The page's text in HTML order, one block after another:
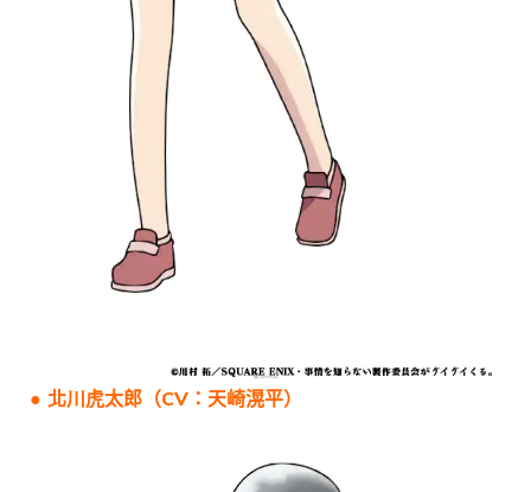
● 北川虎太郎（CV：天崎滉平）